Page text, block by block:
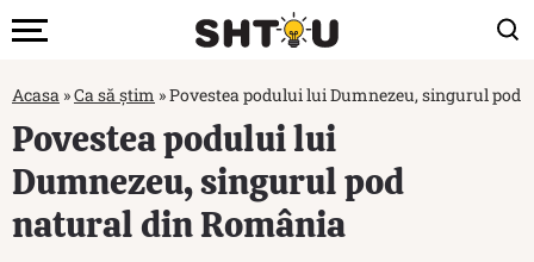
Acasa »Ca să știm »Povestea podului lui Dumnezeu, singurul pod
Povestea podului lui
Dumnezeu, singurul pod
natural din România